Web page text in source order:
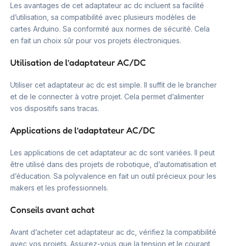
Les avantages de cet adaptateur ac dc incluent sa facilité
d’utilisation, sa compatibilité avec plusieurs modèles de
cartes Arduino. Sa conformité aux normes de sécurité. Cela
en fait un choix sûr pour vos projets électroniques.
Utilisation de l’adaptateur AC/DC
Utiliser cet adaptateur ac dc est simple. Il suffit de le brancher
et de le connecter à votre projet. Cela permet d’alimenter
vos dispositifs sans tracas.
Applications de l’adaptateur AC/DC
Les applications de cet adaptateur ac dc sont variées. Il peut
être utilisé dans des projets de robotique, d’automatisation et
d’éducation. Sa polyvalence en fait un outil précieux pour les
makers et les professionnels.
Conseils avant achat
Avant d’acheter cet adaptateur ac dc, vérifiez la compatibilité
avec vos projets. Assurez-vous que la tension et le courant